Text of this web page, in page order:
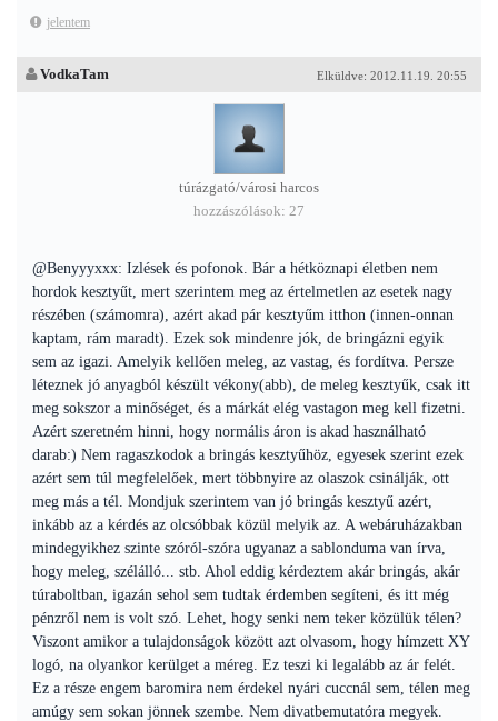
jelentem
Elküldve: 2012.11.19. 20:55
VodkaTam
túrázgató/városi harcos
hozzászólások: 27
@Benyyyxxx: Izlések és pofonok. Bár a hétköznapi életben nem
hordok kesztyűt, mert szerintem meg az értelmetlen az esetek nagy
részében (számomra), azért akad pár kesztyűm itthon (innen-onnan
kaptam, rám maradt). Ezek sok mindenre jók, de bringázni egyik
sem az igazi. Amelyik kellően meleg, az vastag, és fordítva. Persze
léteznek jó anyagból készült vékony(abb), de meleg kesztyűk, csak itt
meg sokszor a minőséget, és a márkát elég vastagon meg kell fizetni.
Azért szeretném hinni, hogy normális áron is akad használható
darab:) Nem ragaszkodok a bringás kesztyűhöz, egyesek szerint ezek
azért sem túl megfelelőek, mert többnyire az olaszok csinálják, ott
meg más a tél. Mondjuk szerintem van jó bringás kesztyű azért,
inkább az a kérdés az olcsóbbak közül melyik az. A webáruházakban
mindegyikhez szinte szóról-szóra ugyanaz a sablonduma van írva,
hogy meleg, szélálló... stb. Ahol eddig kérdeztem akár bringás, akár
túraboltban, igazán sehol sem tudtak érdemben segíteni, és itt még
pénzről nem is volt szó. Lehet, hogy senki nem teker közülük télen?
Viszont amikor a tulajdonságok között azt olvasom, hogy hímzett XY
logó, na olyankor kerülget a méreg. Ez teszi ki legalább az ár felét.
Ez a része engem baromira nem érdekel nyári cuccnál sem, télen meg
amúgy sem sokan jönnek szembe. Nem divatbemutatóra megyek.